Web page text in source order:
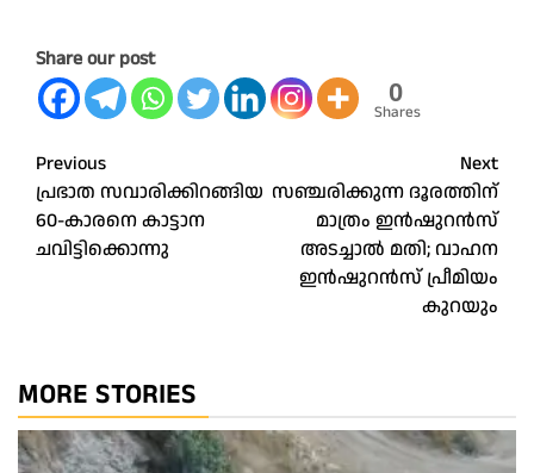
Share our post
0
Shares
Post
navigation
Previous
പ്രഭാത സവാരിക്കിറങ്ങിയ
60-കാരനെ കാട്ടാന
ചവിട്ടിക്കൊന്നു
Next
സഞ്ചരിക്കുന്ന ദൂരത്തിന്
മാത്രം ഇന്‍ഷുറന്‍സ്
അടച്ചാല്‍ മതി; വാഹന
ഇന്‍ഷുറന്‍സ് പ്രീമിയം
കുറയും
MORE STORIES